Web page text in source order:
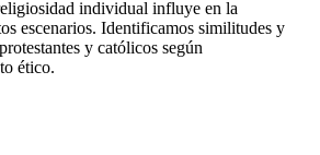
individual influye en la
escenarios. Identificamos similitudes y
y católicos según
ético.